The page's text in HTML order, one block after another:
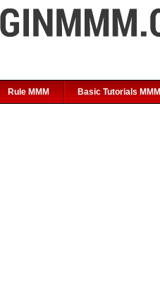
Rule MMM Basic Tutorials MMM